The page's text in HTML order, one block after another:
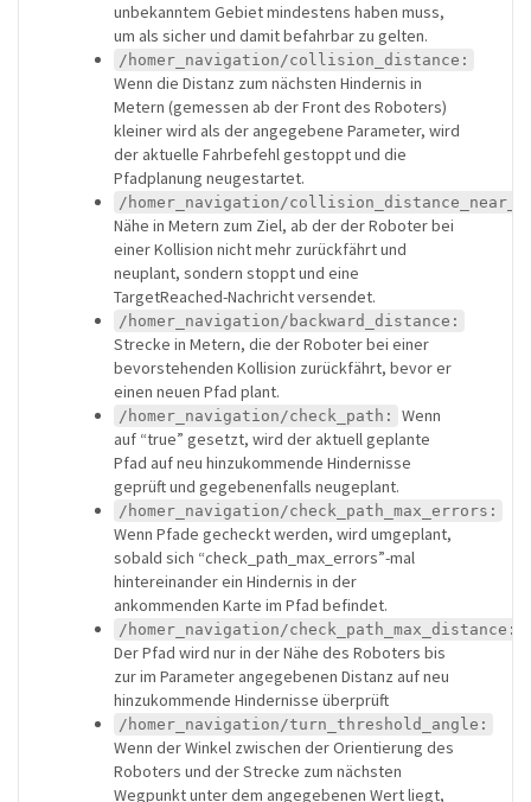
unbekanntem Gebiet mindestens haben muss,
um als sicher und damit befahrbar zu gelten.
/homer_navigation/collision_distance:
Wenn die Distanz zum nächsten Hindernis in
Metern (gemessen ab der Front des Roboters)
kleiner wird als der angegebene Parameter, wird
der aktuelle Fahrbefehl gestoppt und die
Pfadplanung neugestartet.
/homer_navigation/
Nähe in Metern zum Ziel, ab der der Roboter bei
einer Kollision nicht mehr zurückfährt und
neuplant, sondern stoppt und eine
TargetReached-Nachricht versendet.
/homer_navigation/backward_distance:
Strecke in Metern, die der Roboter bei einer
bevorstehenden Kollision zurückfährt, bevor er
einen neuen Pfad plant.
/homer_navigation/check_path:
Wenn
auf “true” gesetzt, wird der aktuell geplante
Pfad auf neu hinzukommende Hindernisse
geprüft und gegebenenfalls neugeplant.
/homer_navigation/check_path_max_errors:
Wenn Pfade gecheckt werden, wird umgeplant,
sobald sich “check_path_max_errors”-mal
hintereinander ein Hindernis in der
ankommenden Karte im Pfad befindet.
/homer_navigation/check_path_max_distance:
Der Pfad wird nur in der Nähe des Roboters bis
zur im Parameter angegebenen Distanz auf neu
hinzukommende Hindernisse überprüft
/homer_navigation/turn_threshold_angle:
Wenn der Winkel zwischen der Orientierung des
Roboters und der Strecke zum nächsten
Wegpunkt unter dem angegebenen Wert liegt,